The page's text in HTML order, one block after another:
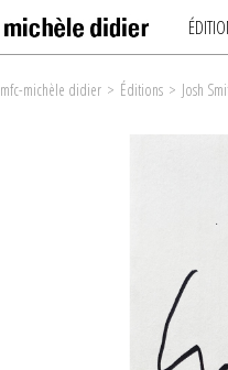
mfc-michèle didier > Éditions > Josh